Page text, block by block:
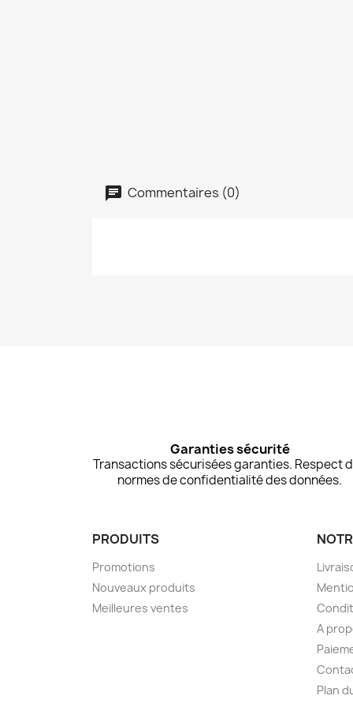
Commentaires (0)
Garanties sécurité
Transactions sécurisées garanties. Respect
normes de confidentialité des données.
PRODUITS
Promotions
Nouveaux produits
Meilleures ventes
A
Plan